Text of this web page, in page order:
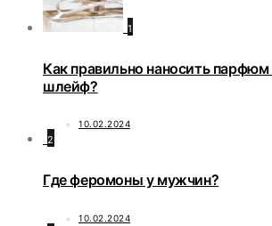
1
Как правильно наносить
шлейф?
10.02.2024
2
Где феромоны у мужчин?
10.02.2024